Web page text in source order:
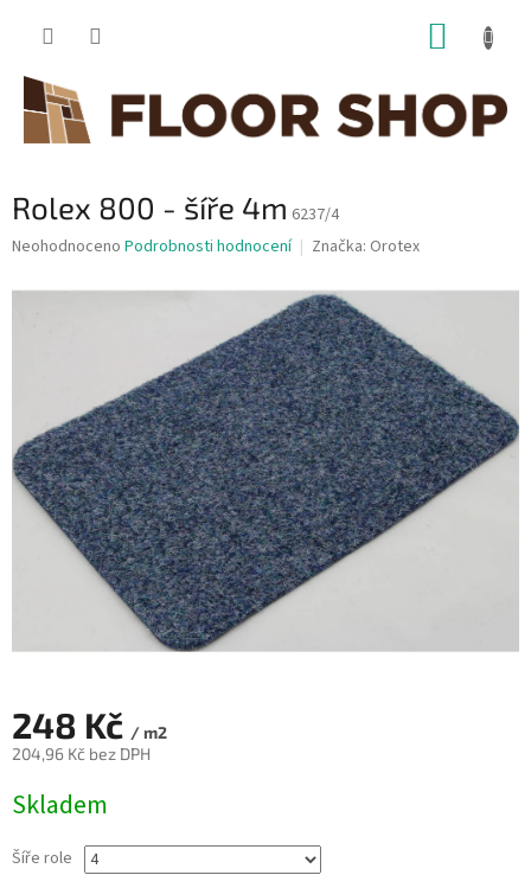
Rolex 800 - šíře 4m 6237/4
Průměrné
produktu
Neohodnoceno Podrobnosti hodnocení Značka: Orotex
248 Kč / m2
204,96 Kč bez DPH
cena:
Skladem
Šíře role